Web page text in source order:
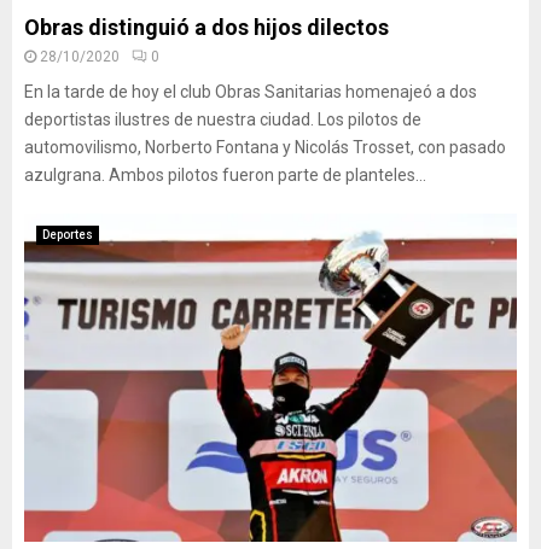
Obras distinguió a dos hijos dilectos
28/10/2020 0
En la tarde de hoy el club Obras Sanitarias homenajeó a dos
deportistas ilustres de nuestra ciudad. Los pilotos de
automovilismo, Norberto Fontana y Nicolás Trosset, con pasado
azulgrana. Ambos pilotos fueron parte de planteles...
Deportes